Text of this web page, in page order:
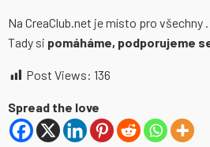
Na CreaClub.net je místo pro všechny .
Tady si pomáháme, podporujeme
Post Views: 136
Spread the love